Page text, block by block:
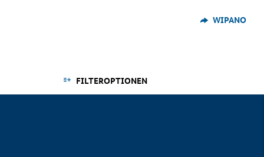
WIPANO
FILTEROPTIONEN